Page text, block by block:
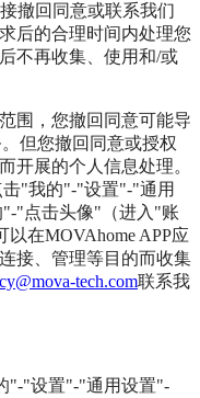
撤回同意或联系我们
后的合理时间内处理您
不再收集、使用和/或
围，您撤回同意可能导
但您撤回同意或授权
开展的个人信息处理。
击"我的"-"设置"-"通用
"点击头像"（进入"账
在MOVAhome APP应
接、管理等目的而收集
tech.com联系我
"-"设置"-"通用设置"-